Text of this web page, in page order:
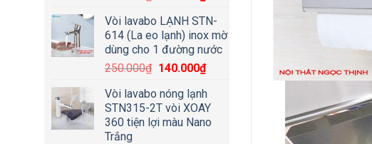
Vòi lavabo LẠNH STN-
614 (La eo lạnh) inox mờ
dùng cho 1 đường nước
250.000₫ 140.000₫
Vòi lavabo nóng lạnh
STN315-2T vòi XOAY
360 tiện lợi màu Nano
Trắng